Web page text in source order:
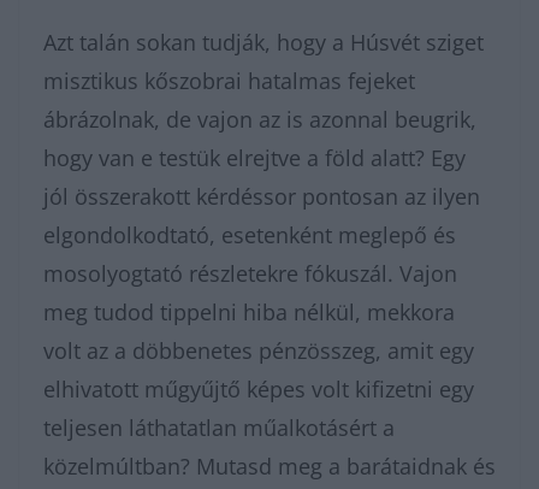
Azt talán sokan tudják, hogy a Húsvét sziget
misztikus kőszobrai hatalmas fejeket
ábrázolnak, de vajon az is azonnal beugrik,
hogy van e testük elrejtve a föld alatt? Egy
jól összerakott kérdéssor pontosan az ilyen
elgondolkodtató, esetenként meglepő és
mosolyogtató részletekre fókuszál. Vajon
meg tudod tippelni hiba nélkül, mekkora
volt az a döbbenetes pénzösszeg, amit egy
elhivatott műgyűjtő képes volt kifizetni egy
teljesen láthatatlan műalkotásért a
közelmúltban? Mutasd meg a barátaidnak és